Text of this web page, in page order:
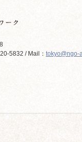
5832 / Mail： tokyo@ngo-